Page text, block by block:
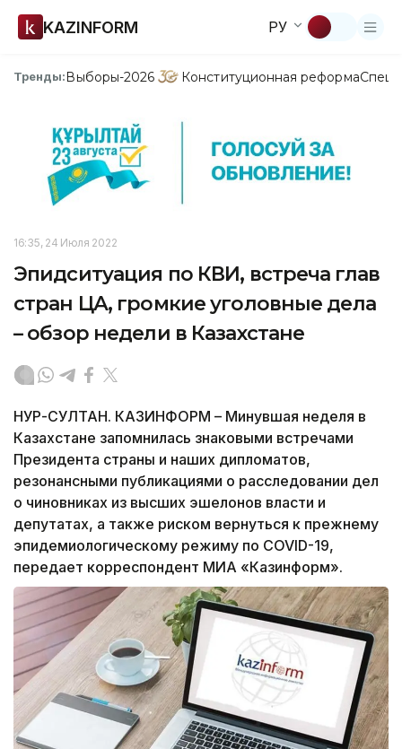
KAZINFORM РУ
Тренды:Выборы-2026 Конституционная реформа
16:35, 24 Июля 2022
Эпидситуация по КВИ, встреча глав
стран ЦА, громкие уголовные дела
– обзор недели в Казахстане
НУР-СУЛТАН. КАЗИНФОРМ – Минувшая неделя в
Казахстане запомнилась знаковыми встречами
Президента страны и наших дипломатов,
резонансными публикациями о расследовании дел
о чиновниках из высших эшелонов власти и
депутатах, а также риском вернуться к прежнему
эпидемиологическому режиму по COVID-19,
передает корреспондент МИА «Казинформ».